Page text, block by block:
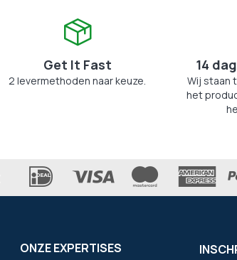
Get It Fast
2 levermethoden naar keuze.
14
Wij staan
het
ONZE EXPERTISES